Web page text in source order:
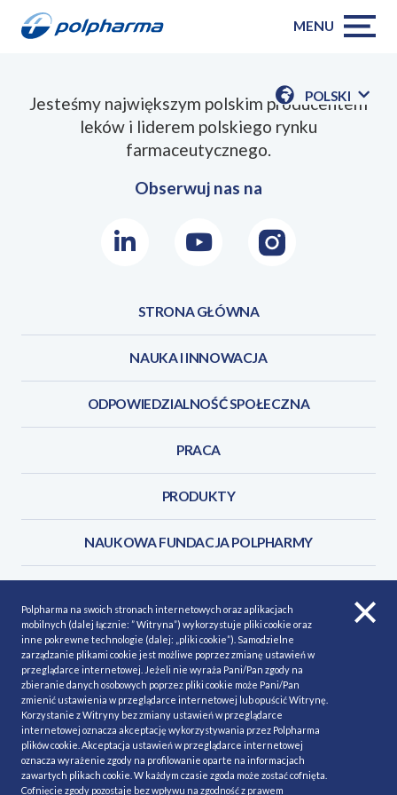
MENU
POLSKI
POKAŻ
Jesteśmy największym polskim producentem
leków i liderem polskiego rynku
farmaceutycznego.
Obserwuj nas na
LinkedInYoutubeInstagram
STRONA GŁÓWNA
NAUKA I INNOWACJA
ODPOWIEDZIALNOŚĆ SPOŁECZNA
PRACA
PRODUKTY
NAUKOWA FUNDACJA POLPHARMY
POLITYKA COOKIES
Polityka prywatności
MAPA STRONY
NASZE SERWISY
MATERIAŁY DO POBRANIA
MINIMALIZACJA RYZYKA
Polpharma na swoich stronach internetowych oraz aplikacjach
mobilnych (dalej łącznie: ” Witryna”) wykorzystuje pliki cookie oraz
inne pokrewne technologie (dalej: „pliki cookie”). Samodzielne
zarządzanie plikami cookie jest możliwe poprzez zmianę ustawień w
przeglądarce internetowej. Jeżeli nie wyraża Pani/Pan zgody na
zbieranie danych osobowych poprzez pliki cookie może Pani/Pan
zmienić ustawienia w przeglądarce internetowej lub opuścić Witrynę.
Korzystanie z Witryny bez zmiany ustawień w przeglądarce
internetowej oznacza akceptację wykorzystywania przez Polpharma
plików cookie. Akceptacja ustawień w przeglądarce internetowej
oznacza wyrażenie zgody na profilowanie oparte na informacjach
zawartych plikach cookie. W każdym czasie zgoda może zostać cofnięta.
Cofnięcie zgody pozostaje bez wpływu na zgodność z prawem